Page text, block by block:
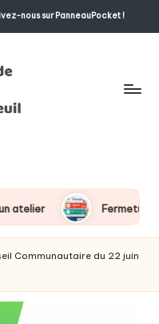
nous sur PanneauPocket !
Fermeture
Communautaire du 22 juin